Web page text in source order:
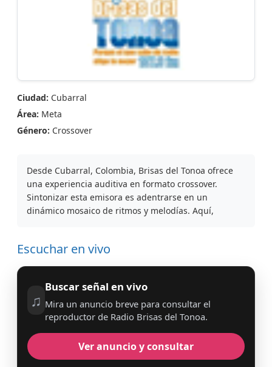
Ciudad: Cubarral
Área: Meta
Género: Crossover
Desde Cubarral, Colombia, Brisas del Tonoa ofrece
una experiencia auditiva en formato crossover.
Sintonizar esta emisora es adentrarse en un
dinámico mosaico de ritmos y melodías. Aquí,
Escuchar en vivo
♫
Buscar señal en vivo
Mira un anuncio breve para consultar el
reproductor de Radio Brisas del Tonoa.
Ver anuncio y consultar